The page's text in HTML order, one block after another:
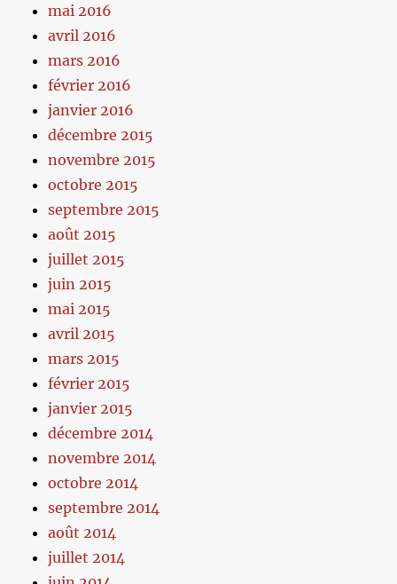
mai 2016
avril 2016
mars 2016
février 2016
janvier 2016
décembre 2015
novembre 2015
octobre 2015
septembre 2015
août 2015
juillet 2015
juin 2015
mai 2015
avril 2015
mars 2015
février 2015
janvier 2015
décembre 2014
novembre 2014
octobre 2014
septembre 2014
août 2014
juillet 2014